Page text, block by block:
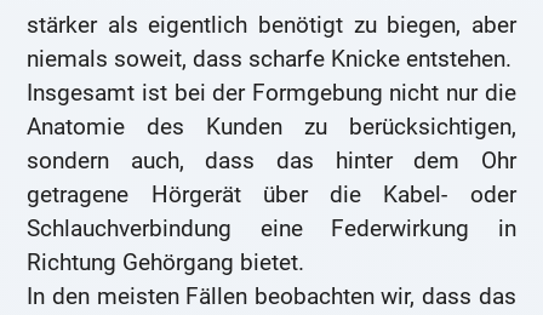
stärker als eigentlich benötigt zu biegen, aber
niemals soweit, dass scharfe Knicke entstehen.
Insgesamt ist bei der Formgebung nicht nur die
Anatomie des Kunden zu berücksichtigen,
sondern auch, dass das hinter dem Ohr
getragene Hörgerät über die Kabel- oder
Schlauchverbindung eine Federwirkung in
Richtung Gehörgang bietet.
In den meisten Fällen beobachten wir, dass das